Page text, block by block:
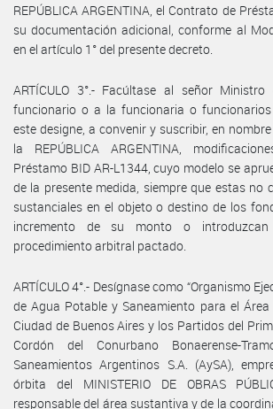
REPÚBLICA ARGENTINA, el Contrato de
su documentación adicional, conforme al
en el artículo 1° del presente decreto.
ARTÍCULO 3°.- Facúltase al señor
funcionario o a la funcionaria o
este designe, a convenir y suscribir, en
la REPÚBLICA ARGENTINA,
Préstamo BID AR-L1344, cuyo modelo se
de la presente medida, siempre que estas no
sustanciales en el objeto o destino de los
incremento de su monto o introduzcan
procedimiento arbitral pactado.
ARTÍCULO 4°.- Desígnase como “Organismo
de Agua Potable y Saneamiento para el
Ciudad de Buenos Aires y los Partidos del
Cordón del Conurbano Bonaerense-
Saneamientos Argentinos S.A. (AySA),
órbita del MINISTERIO DE OBRAS
responsable del área sustantiva y de la